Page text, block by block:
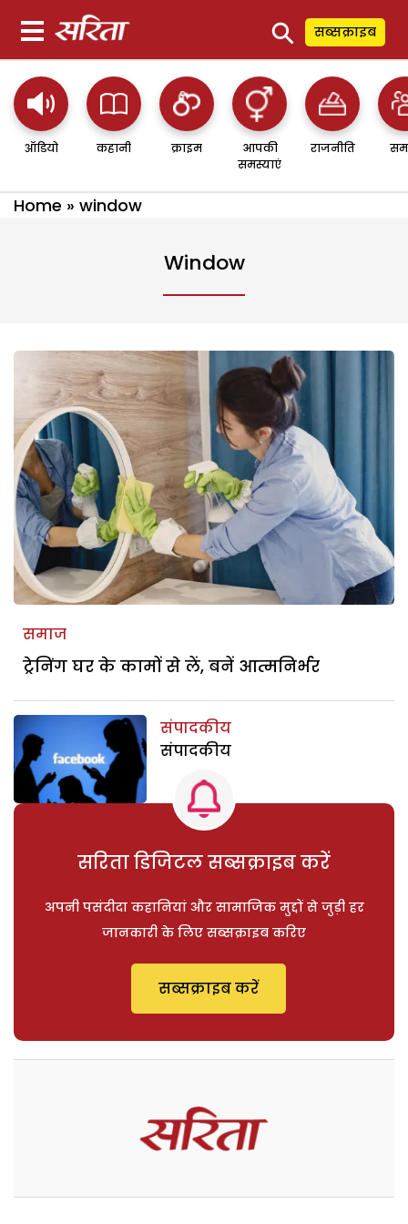
⚲ सब्सक्राइब
ऑडियो कहानी क्राइम
आपकी
समस्याएं
राजनीति
Home » window
Window
समाज
ट्रेनिंग घर के कामों से लें, बनें आत्मनिर्भर
संपादकीय
संपादकीय
सरिता डिजिटल सब्सक्राइब करें
अपनी पसंदीदा कहानियां और सामाजिक मुद्दों से जुड़ी हर
जानकारी के लिए सब्सक्राइब करिए
सब्सक्राइब करें